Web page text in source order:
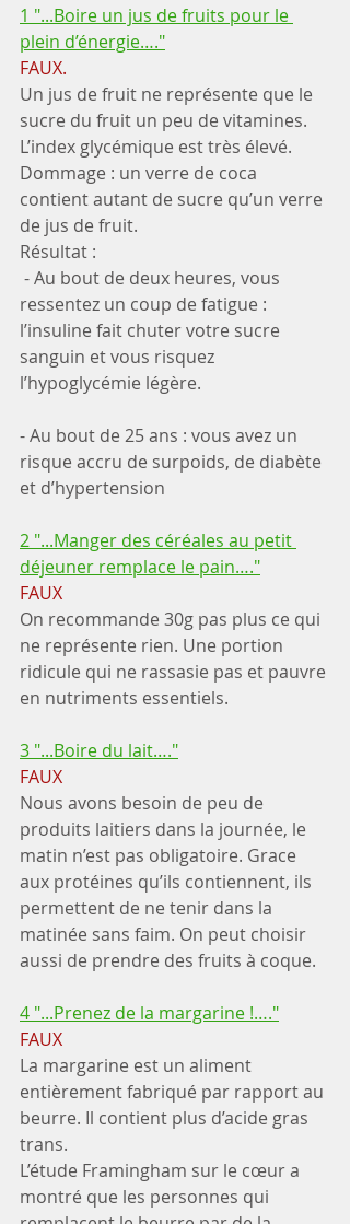
1 "...Boire un jus de fruits pour le
plein d’énergie…."
FAUX.
Un jus de fruit ne représente que le
sucre du fruit un peu de vitamines.
L’index glycémique est très élevé.
Dommage : un verre de coca
contient autant de sucre qu’un verre
de jus de fruit.
Résultat :
ressentez un coup de fatigue :
l’insuline fait chuter votre sucre
sanguin et vous risquez
l’hypoglycémie légère.
- Au bout de 25 ans : vous avez un
risque accru de surpoids, de diabète
et d’hypertension
2 "...Manger des céréales au petit
déjeuner remplace le pain…."
FAUX
On recommande 30g pas plus ce qui
ne représente rien. Une portion
ridicule qui ne rassasie pas et pauvre
en nutriments essentiels.
3 "...Boire du lait…."
FAUX
Nous avons besoin de peu de
produits laitiers dans la journée, le
matin n’est pas obligatoire. Grace
aux protéines qu’ils contiennent, ils
permettent de ne tenir dans la
matinée sans faim. On peut choisir
aussi de prendre des fruits à coque.
4 "...Prenez de la margarine !…."
FAUX
La margarine est un aliment
entièrement fabriqué par rapport au
beurre. Il contient plus d’acide gras
trans.
L’étude Framingham sur le cœur a
montré que les personnes qui